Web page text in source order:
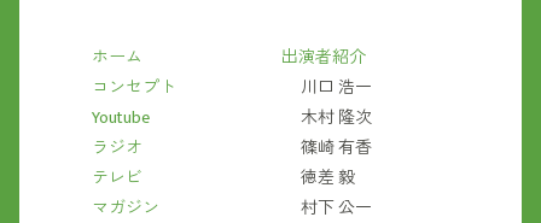
ホーム
コンセプト
Youtube
ラジオ
テレビ
マガジン
出演者紹介
川口 浩一
木村 隆次
篠崎 有香
徳差 毅
村下 公一